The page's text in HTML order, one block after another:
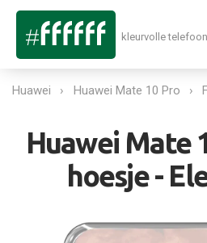
kleurvolle
Huawei Huawei Mate 10 Pro
Huawei Mate
hoesje -